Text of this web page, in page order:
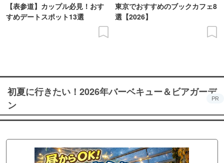
【表参道】カップル必見！おす
すめデートスポット13選
東京でおすすめのブックカフェ8
選【2026】
初夏に行きたい！2026年バーベキュー＆ビアガーデ
ン
PR